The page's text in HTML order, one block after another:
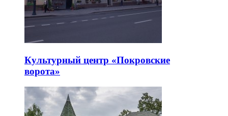
Культурный центр «Покровские
ворота»